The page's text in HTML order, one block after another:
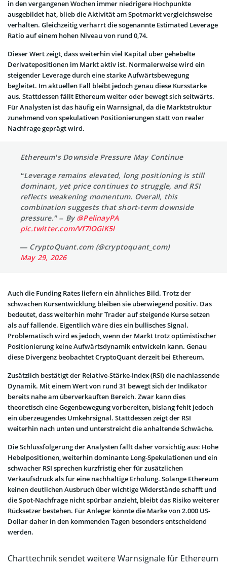
in den vergangenen Wochen immer niedrigere Hochpunkte
ausgebildet hat, blieb die Aktivität am Spotmarkt vergleichsweise
verhalten. Gleichzeitig verharrt die sogenannte Estimated Leverage
Ratio auf einem hohen Niveau von rund 0,74.
Dieser Wert zeigt, dass weiterhin viel Kapital über gehebelte
Derivatepositionen im Markt aktiv ist. Normalerweise wird ein
steigender Leverage durch eine starke Aufwärtsbewegung
begleitet. Im aktuellen Fall bleibt jedoch genau diese Kursstärke
aus. Stattdessen fällt Ethereum weiter oder bewegt sich seitwärts.
Für Analysten ist das häufig ein Warnsignal, da die Marktstruktur
zunehmend von spekulativen Positionierungen statt von realer
Nachfrage geprägt wird.
Ethereum’s Downside Pressure May Continue
“Leverage remains elevated, long positioning is still
dominant, yet price continues to struggle, and RSI
reflects weakening momentum. Overall, this
combination suggests that short-term downside
pressure.” – By @PelinayPA
pic.twitter.com/Vf7lOGiK5l
— CryptoQuant.com (@cryptoquant_com)
May 29, 2026
Auch die Funding Rates liefern ein ähnliches Bild. Trotz der
schwachen Kursentwicklung bleiben sie überwiegend positiv. Das
bedeutet, dass weiterhin mehr Trader auf steigende Kurse setzen
als auf fallende. Eigentlich wäre dies ein bullisches Signal.
Problematisch wird es jedoch, wenn der Markt trotz optimistischer
Positionierung keine Aufwärtsdynamik entwickeln kann. Genau
diese Divergenz beobachtet CryptoQuant derzeit bei Ethereum.
Zusätzlich bestätigt der Relative-Stärke-Index (RSI) die nachlassende
Dynamik. Mit einem Wert von rund 31 bewegt sich der Indikator
bereits nahe am überverkauften Bereich. Zwar kann dies
theoretisch eine Gegenbewegung vorbereiten, bislang fehlt jedoch
ein überzeugendes Umkehrsignal. Stattdessen zeigt der RSI
weiterhin nach unten und unterstreicht die anhaltende Schwäche.
Die Schlussfolgerung der Analysten fällt daher vorsichtig aus: Hohe
Hebelpositionen, weiterhin dominante Long-Spekulationen und ein
schwacher RSI sprechen kurzfristig eher für zusätzlichen
Verkaufsdruck als für eine nachhaltige Erholung. Solange Ethereum
keinen deutlichen Ausbruch über wichtige Widerstände schafft und
die Spot-Nachfrage nicht spürbar anzieht, bleibt das Risiko weiterer
Rücksetzer bestehen. Für Anleger könnte die Marke von 2.000 US-
Dollar daher in den kommenden Tagen besonders entscheidend
werden.
Charttechnik sendet weitere Warnsignale für Ethereum